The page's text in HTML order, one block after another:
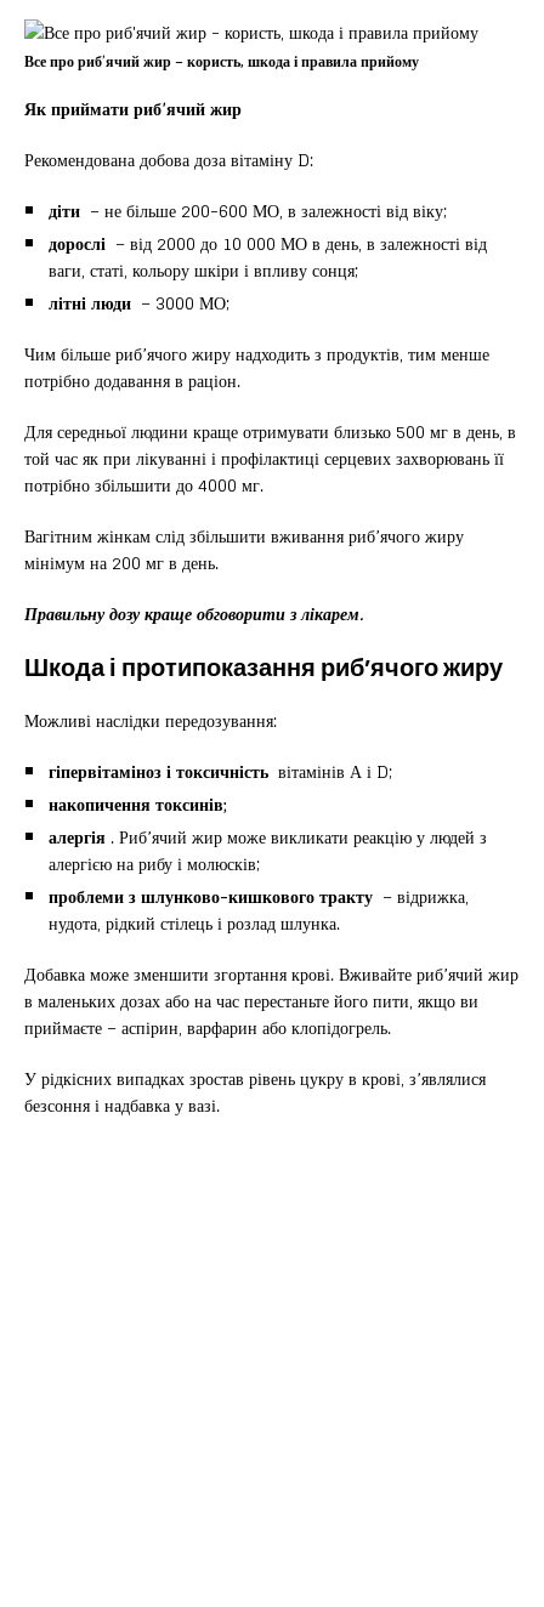
Все про риб’ячий жир – користь, шкода і правила прийому
Як приймати риб’ячий жир
Рекомендована добова доза вітаміну D:
діти – не більше 200-600 МО, в залежності від віку;
дорослі – від 2000 до 10 000 МО в день, в залежності від
ваги, статі, кольору шкіри і впливу сонця;
літні люди – 3000 МО;
Чим більше риб’ячого жиру надходить з продуктів, тим менше
потрібно додавання в раціон.
Для середньої людини краще отримувати близько 500 мг в день, в
той час як при лікуванні і профілактиці серцевих захворювань її
потрібно збільшити до 4000 мг.
Вагітним жінкам слід збільшити вживання риб’ячого жиру
мінімум на 200 мг в день.
Правильну дозу краще обговорити з лікарем.
Шкода і протипоказання риб’ячого жиру
Можливі наслідки передозування:
гіпервітаміноз і токсичність вітамінів А і D;
накопичення токсинів;
алергія . Риб’ячий жир може викликати реакцію у людей з
алергією на рибу і молюсків;
проблеми з шлунково-кишкового тракту – відрижка,
нудота, рідкий стілець і розлад шлунка.
Добавка може зменшити згортання крові. Вживайте риб’ячий жир
в маленьких дозах або на час перестаньте його пити, якщо ви
приймаєте – аспірин, варфарин або клопідогрель.
У рідкісних випадках зростав рівень цукру в крові, з’являлися
безсоння і надбавка у вазі.